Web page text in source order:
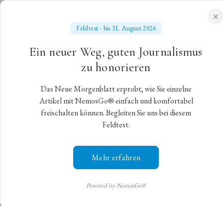
NEUES MORGENBLATT
für gebildete Stände
✕
Feldtest · bis 31. August 2026
Ein neuer Weg, guten Journalismus
zu honorieren
Das Neue Morgenblatt erprobt, wie Sie einzelne
Artikel mit NemosGo® einfach und komfortabel
freischalten können. Begleiten Sie uns bei diesem
Feldtest.
Mehr erfahren
Powered by NemosGo®
Auftakt im Nationaltheater
Gelungene Wiederaufnahmen zum Start der neuen
2. Oktober 2022
Der Herbst ist da, kalte, regnerische Tage liegen